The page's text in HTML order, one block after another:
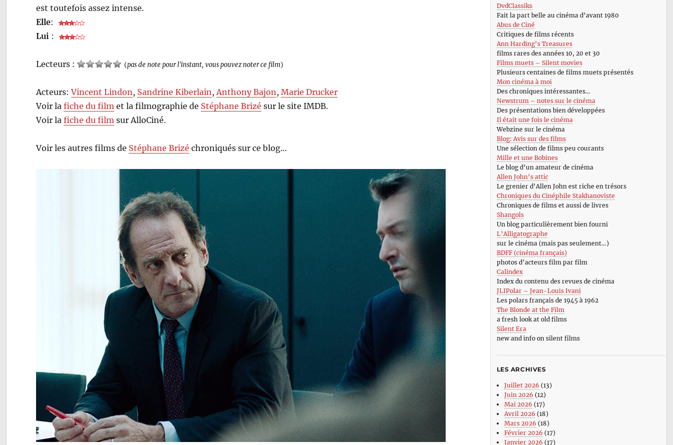
est toutefois assez intense.
Elle:
Lui :
Lecteurs : (pas de note pour l'instant, vous pouvez noter ce film)
Acteurs:Vincent Lindon, Sandrine Kiberlain,Anthony Bajon,Marie Drucker
Voir lafiche du film et la filmographie de Stéphane Brizé sur le site IMDB.
Voir lafiche du film sur AlloCiné.
Voir les autres films de Stéphane Brizé chroniqués sur ce blog…
DvdClassiks
Fait la part belle au cinéma d’avant 1980
Abus de Ciné
Critiques de films récents
Ann Harding’s Treasures
films rares des années 10, 20 et 30
Films muets – Silent movies
Plusieurs centaines de films muets présentés
Mon cinéma à moi
Des chroniques intéressantes…
Newstrum – notes sur le cinéma
Des présentations bien développées
Il était une fois le cinéma
Webzine sur le cinéma
Blog: Avis sur des films
Une sélection de films peu courants
Mille et une Bobines
Le blog d’un amateur de cinéma
Allen John’s attic
Le grenier d’Allen John est riche en trésors
Chroniques du Cinéphile Stakhanoviste
Chroniques de films et aussi de livres
Shangols
Un blog particulièrement bien fourni
L’Alligatographe
sur le cinéma (mais pas seulement…)
BDFF (cinéma français)
photos d’acteurs film par film
Calindex
Index du contenu des revues de cinéma
JLIPolar – Jean-Louis Ivani
Les polars français de 1945 à 1962
The Blonde at the Film
a fresh look at old films
Silent Era
new and info on silent films
LES ARCHIVES
Juillet 2026 (13)
Juin 2026 (12)
Mai 2026 (17)
Avril 2026 (18)
Mars 2026 (18)
Février 2026 (17)
Janvier 2026 (17)